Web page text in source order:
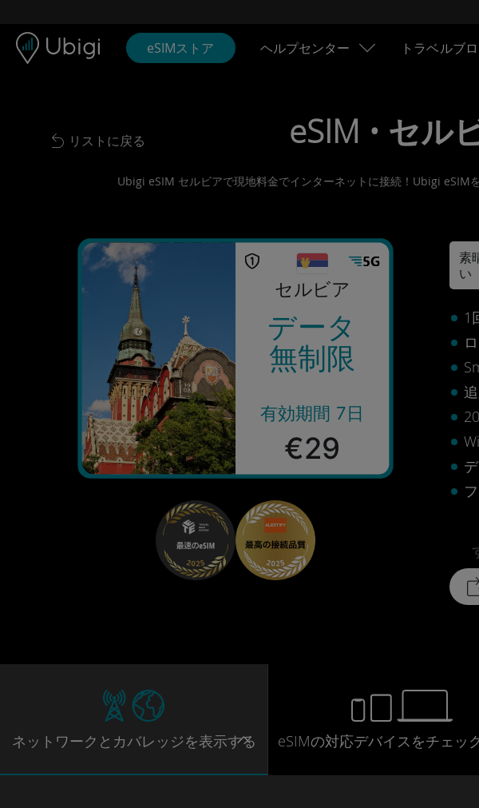
eSIMストア ヘルプセンター トラベルブ
Back to list
リストに戻る eSIM • セル
Ubigi eSIM セルビアで現地料金でインターネットに接続！Ubigi eSIM
セルビア
データ
無制限
有効期間 7日
€29
素
い
1
ネットワークとカバレッジを表示する eSIMの対応デバイスをチェッ